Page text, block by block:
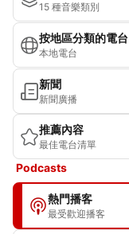
15 種音樂類別
按地區分類的電台
本地電台
新聞
新聞廣播
推薦內容
最佳電台清單
Podcasts
熱門播客
最受歡迎播客